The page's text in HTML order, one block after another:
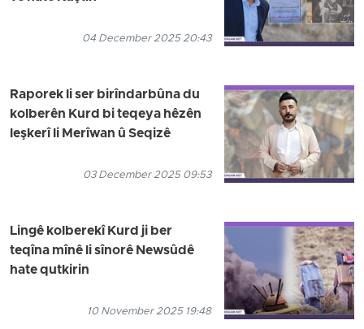
04 December 2025 20:43
Raporek li ser birîndarbûna du
kolberên Kurd bi teqeya hêzên
leşkerî li Merîwan û Seqizê
03 December 2025 09:53
Lingê kolberekî Kurd ji ber
teqîna mînê li sînorê Newsûdê
hate qutkirin
10 November 2025 19:48